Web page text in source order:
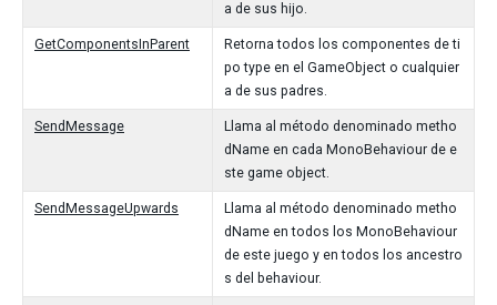
a de sus hijo.
GetComponentsInParent
Retorna todos los componentes de ti
po type en el GameObject o cualquier
a de sus padres.
SendMessage
Llama al método denominado metho
dName en cada MonoBehaviour de e
ste game object.
SendMessageUpwards
Llama al método denominado metho
dName en todos los MonoBehaviour
de este juego y en todos los ancestro
s del behaviour.